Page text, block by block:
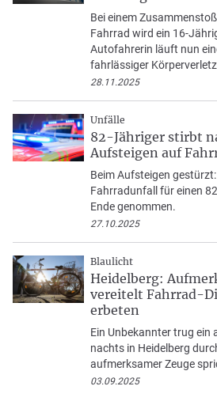
Bei einem
Fahrrad wird ein 16-
Autofahrerin läuft nun
fahrlässiger
28.11.2025
Unfälle
82-Jähriger stirbt
Aufsteigen auf
Beim Aufsteigen
Fahrradunfall für einen
Ende genommen.
27.10.2025
Blaulicht
Heidelberg:
vereitelt Fahrrad-
erbeten
Ein Unbekannter trug ein
nachts in Heidelberg
aufmerksamer Zeuge
03.09.2025